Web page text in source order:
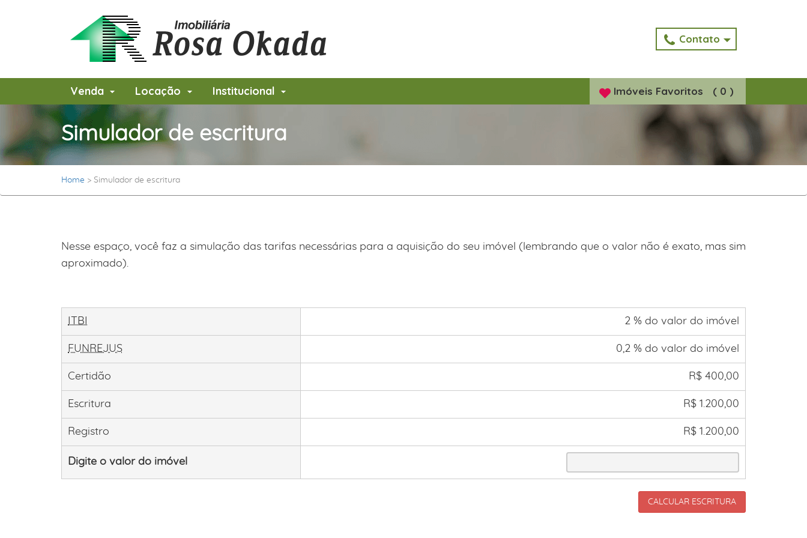
Contato
Venda Locação Institucional Imóveis Favoritos ( 0 )
Simulador de escritura
Home > Simulador de escritura
Nesse espaço, você faz a simulação das tarifas necessárias para a aquisição do seu imóvel (lembrando que o valor não é exato, mas sim
aproximado).
ITBI 2 % do valor do imóvel
FUNREJUS 0,2 % do valor do imóvel
Certidão R$ 400,00
Escritura R$ 1.200,00
Registro R$ 1.200,00
Digite o valor do imóvel